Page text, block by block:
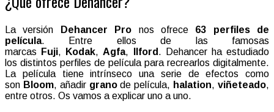
La versión Dehancer Pro nos ofrece 63 perfiles de
película. Entre ellos de las famosas
marcas
Fuji, Kodak,Agfa, Ilford . Dehancer ha estudiado
los distintos perfiles de película para recrearlos digitalmente.
La película tiene intrínseco una serie de efectos como
son Bloom, añadir granode película, halation,viñeteado,
entre otros. Os vamos a explicar uno a uno.